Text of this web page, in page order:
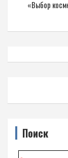
«Выбор
Поиск